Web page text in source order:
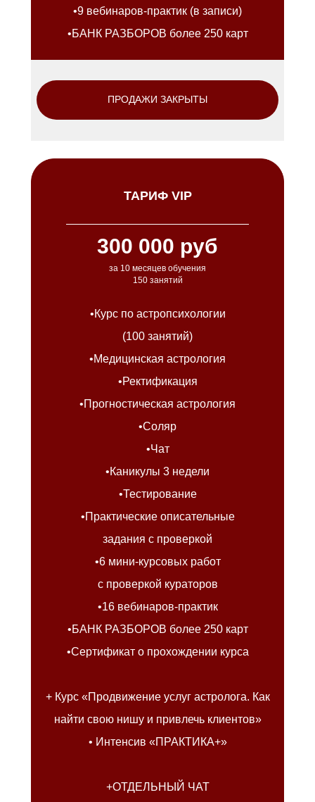
•9 вебинаров-практик (в записи)
•БАНК РАЗБОРОВ более 250 карт
ПРОДАЖИ ЗАКРЫТЫ
•Курс по астропсихологии
(100 занятий)
•Медицинская астрология
•Ректификация
•Прогностическая астрология
•Соляр
•Чат
•Каникулы 3 недели
•Тестирование
•Практические описательные
задания с проверкой
•6 мини-курсовых работ
с проверкой кураторов
•16 вебинаров-практик
•БАНК РАЗБОРОВ более 250 карт
•Сертификат о прохождении курса
+ Курс «Продвижение услуг астролога. Как
найти свою нишу и привлечь клиентов»
• Интенсив «ПРАКТИКА+»
+ОТДЕЛЬНЫЙ ЧАТ
300 000 руб
за 10 месяцев обучения
150 занятий
ТАРИФ VIP